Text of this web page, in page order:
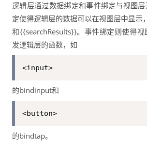
逻辑层通过数据绑定和事件绑定与视图
定使得逻辑层的数据可以在视图层中显
和{{searchResults}}。事件绑定则使得
发逻辑层的函数，如
<input>
的bindinput和
<button>
的bindtap。